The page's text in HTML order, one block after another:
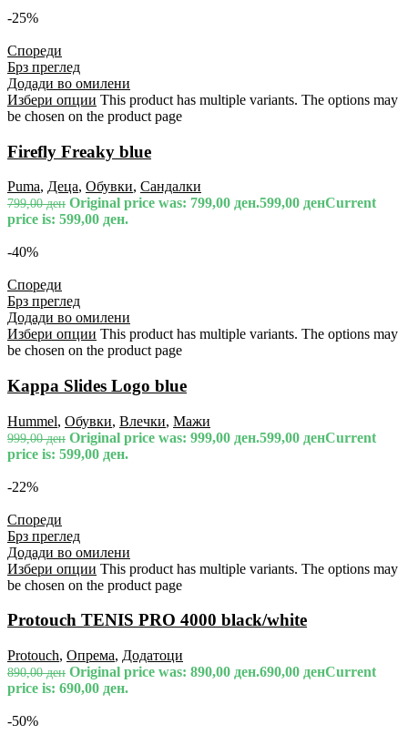
-25%
Спореди
Брз преглед
Додади во омилени
Избери опции This product has multiple variants. The options may
be chosen on the product page
Firefly Freaky blue
Puma, Деца, Обувки, Сандалки
799,00ден Original price was: 799,00 ден.599,00 денCurrent
price is: 599,00 ден.
-40%
Спореди
Брз преглед
Додади во омилени
Избери опции This product has multiple variants. The options may
be chosen on the product page
Kappa Slides Logo blue
Hummel, Обувки, Влечки, Мажи
999,00ден Original price was: 999,00 ден.599,00 денCurrent
price is: 599,00 ден.
-22%
Спореди
Брз преглед
Додади во омилени
Избери опции This product has multiple variants. The options may
be chosen on the product page
Protouch TENIS PRO 4000 black/white
Protouch, Опрема, Додатоци
890,00ден Original price was: 890,00 ден.690,00 денCurrent
price is: 690,00 ден.
-50%